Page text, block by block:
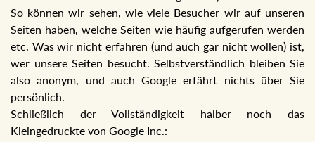
So können wir sehen, wie viele Besucher wir auf unseren
Seiten haben, welche Seiten wie häufig aufgerufen werden
etc. Was wir nicht erfahren (und auch gar nicht wollen) ist,
wer unsere Seiten besucht. Selbstverständlich bleiben Sie
also anonym, und auch Google erfährt nichts über Sie
persönlich.
Schließlich der Vollständigkeit halber noch das
Kleingedruckte von Google Inc.: